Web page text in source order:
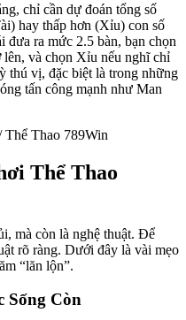
chỉ cần dự đoán tổng số
hay thấp hơn (Xỉu) con số
đưa ra mức 2.5 bàn, bạn chọn
lên, và chọn Xỉu nếu nghĩ chỉ
thú vị, đặc biệt là trong những
tấn công mạnh như Man
Thể Thao
mà còn là nghệ thuật. Để
rõ ràng. Dưới đây là vài mẹo
“lăn lộn”.
Sống Còn